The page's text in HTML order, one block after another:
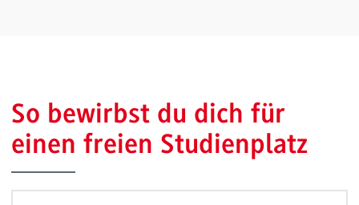
So bewirbst du dich für
einen freien Studienplatz